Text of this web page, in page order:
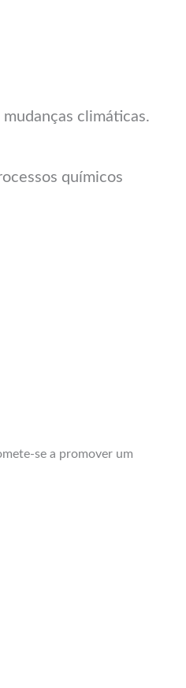
climáticas.
químicos
se a promover um